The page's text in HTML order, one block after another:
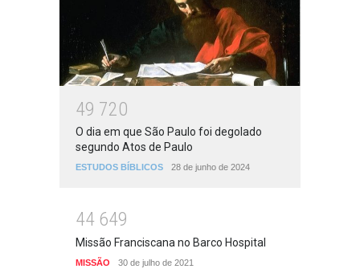
49 720
O dia em que São Paulo foi degolado
segundo Atos de Paulo
ESTUDOS BÍBLICOS 28 de junho de 2024
44 649
Missão Franciscana no Barco Hospital
MISSÃO 30 de julho de 2021